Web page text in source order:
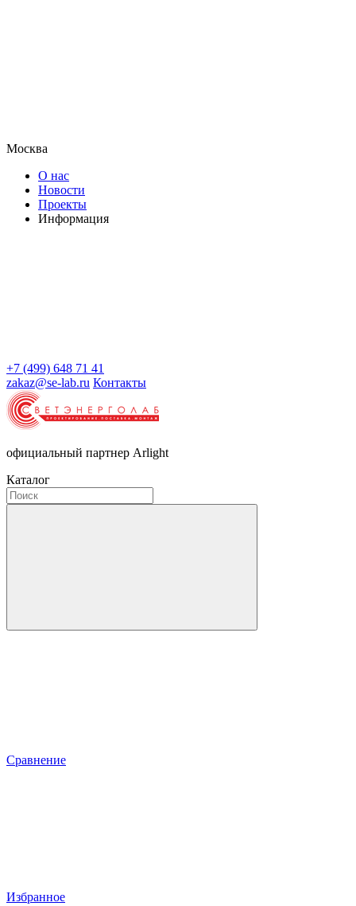
Москва
О нас
Новости
Проекты
Информация
+7 (499) 648 71 41
zakaz@se-lab.ru Контакты
официальный партнер Arlight
Каталог
Сравнение
Избранное